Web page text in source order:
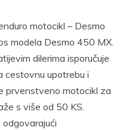
motocikl – Desmo
modela Desmo 450 MX.
dilerima isporučuje
cestovnu upotrebu i
prvenstveno motocikl za
s više od 50 KS.